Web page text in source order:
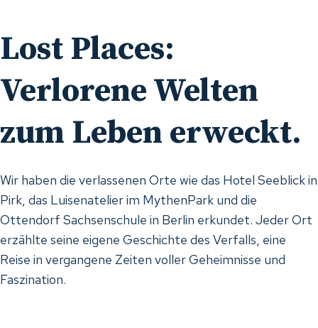
Lost Places:
Verlorene Welten
zum Leben erweckt.
Wir haben die verlassenen Orte wie das Hotel Seeblick in
Pirk, das Luisenatelier im MythenPark und die
Ottendorf Sachsenschule in Berlin erkundet. Jeder Ort
erzählte seine eigene Geschichte des Verfalls, eine
Reise in vergangene Zeiten voller Geheimnisse und
Faszination.